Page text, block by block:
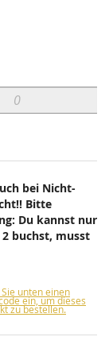
bei Nicht-
Bitte
Du kannst nur
2 buchst, musst
unten einen
ein, um dieses
zu bestellen.